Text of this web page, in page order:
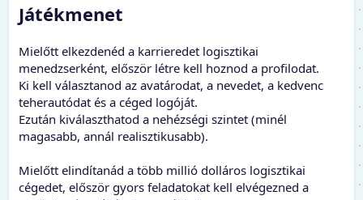
Játékmenet
Mielőtt elkezdenéd a karrieredet logisztikai
menedzserként, először létre kell hoznod a profilodat.
Ki kell választanod az avatárodat, a nevedet, a kedvenc
teherautódat és a céged logóját.
Ezután kiválaszthatod a nehézségi szintet (minél
magasabb, annál realisztikusabb).
Mielőtt elindítanád a több millió dolláros logisztikai
cégedet, először gyors feladatokat kell elvégezned a